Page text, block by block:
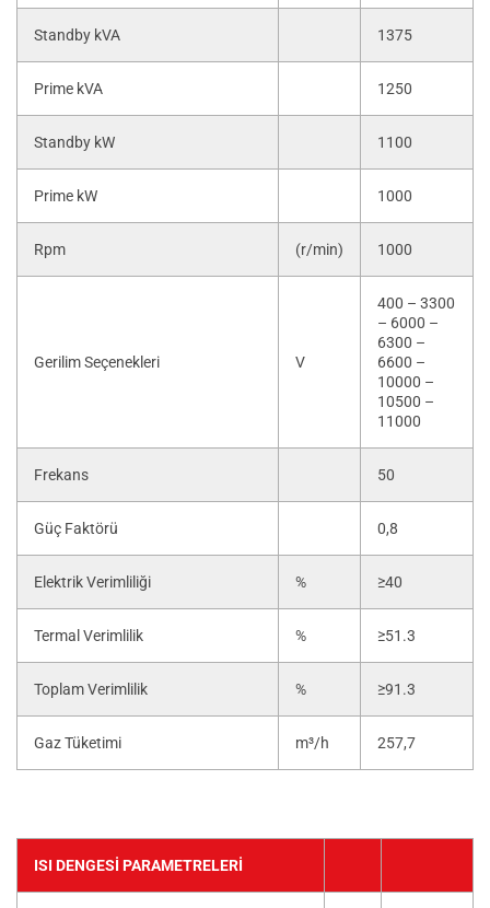
Standby kVA 1375
Prime kVA 1250
Standby kW 1100
Prime kW 1000
Rpm (r/min) 1000
Gerilim Seçenekleri V
400 – 3300
– 6000 –
6300 –
6600 –
10000 –
10500 –
11000
Frekans 50
Güç Faktörü 0,8
Elektrik Verimliliği % ≥40
Termal Verimlilik % ≥51.3
Toplam Verimlilik % ≥91.3
Gaz Tüketimi m³/h 257,7
ISI DENGESI PARAMETRELERI